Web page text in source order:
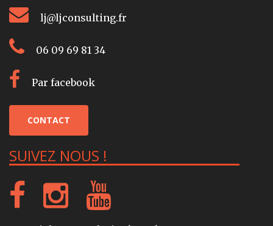
lj@ljconsulting.fr
06 09 69 81 34
Par facebook
CONTACT
SUIVEZ NOUS !